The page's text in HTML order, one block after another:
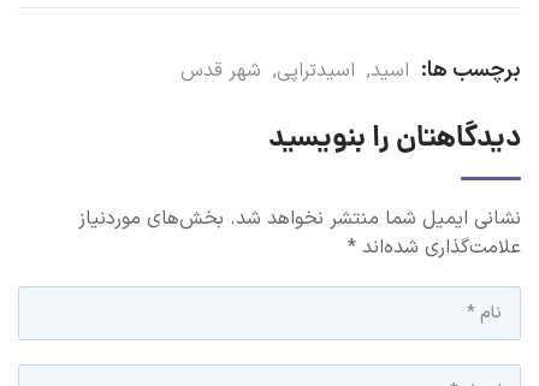
برچسب ها: اسید, اسیدتراپی, شهر قدس
دیدگاهتان را بنویسید
نشانی ایمیل شما منتشر نخواهد شد. بخش‌های موردنیاز
علامت‌گذاری شده‌اند *